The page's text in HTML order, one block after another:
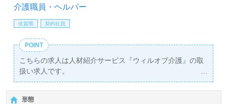
介護職員・ヘルパー
佐賀県 契約社員
POINT
こちらの求人は人材紹介サービス『ウィルオブ介護』の取
扱い求人です。
詳細に関してお気軽にご相談ください♪
【無料】で皆さんの転職活動をサポートいたします。
形態